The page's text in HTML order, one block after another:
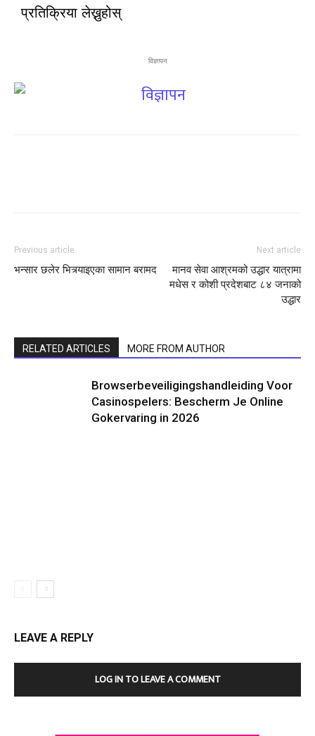
प्रतिक्रिया लेख्नुहोस्
विज्ञापन
Previous article
भन्सार छलेर भित्र्याइएका सामान बरामद
Next article
मानव सेवा आश्रमको उद्धार यात्रामा
मधेस र कोशी प्रदेशबाट ८४ जनाको
उद्धार
RELATED ARTICLES MORE FROM AUTHOR
Browserbeveiligingshandleiding Voor
Casinospelers: Bescherm Je Online
Gokervaring in 2026
LEAVE A REPLY
LOG IN TO LEAVE A COMMENT